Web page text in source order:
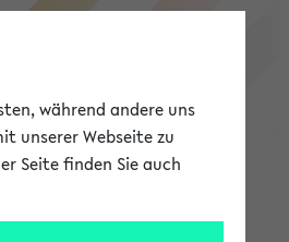
eKVV
während andere uns
unserer Webseite zu
Seite finden Sie auch